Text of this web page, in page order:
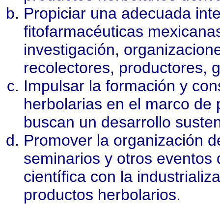
Propiciar una adecuada
fitofarmacéuticas
investigación,
recolectores, productores,
Impulsar la formación y
herbolarias en el marco
buscan un desarrollo
Promover la organización
seminarios y otros eventos
científica con la
productos herbolarios.